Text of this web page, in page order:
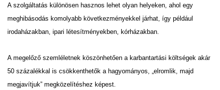
A szolgáltatás különösen hasznos lehet olyan helyeken, ahol egy
meghibásodás komolyabb következményekkel járhat, így például
irodaházakban, ipari létesítményekben, kórházakban.
A megelőző szemléletnek köszönhetően a karbantartási költségek akár
50 százalékkal is csökkenthetők a hagyományos, „elromlik, majd
megjavítjuk” megközelítéshez képest.